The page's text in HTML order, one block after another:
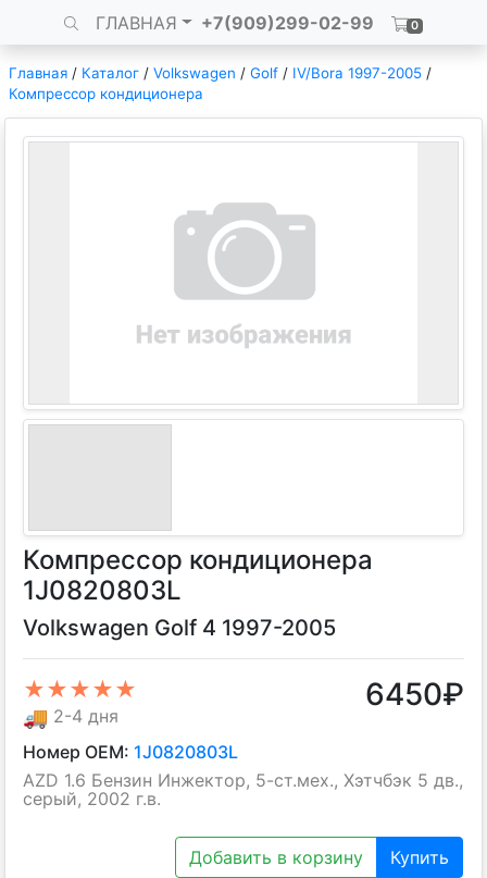
ГЛАВНАЯ +7(909)299-02-99 0
Главная / Каталог / Volkswagen / Golf / IV/Bora 1997-2005 /
Компрессор кондиционера
Компрессор кондиционера
1J0820803L
Volkswagen Golf 4 1997-2005
★★★★★
🚚 2-4 дня
6450₽
Номер OEM: 1J0820803L
AZD 1.6 Бензин Инжектор, 5-ст.мех., Хэтчбэк 5 дв.,
серый, 2002 г.в.
Добавить в корзину Купить